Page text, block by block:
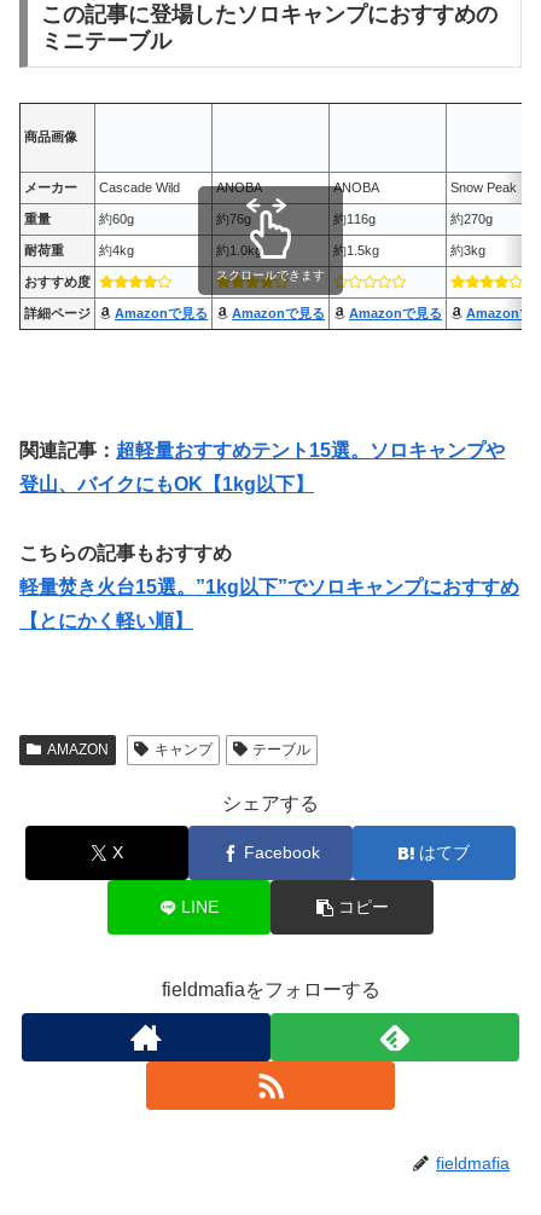
この記事に登場したソロキャンプにおすすめの
ミニテーブル
商品画像
メーカー Cascade Wild ANOBA ANOBA Snow Peak
重量 約60g 約76g 約116g 約270g
耐荷重 約4kg 約1.0kg 約1.5kg 約3kg
おすすめ度
詳細ページ Amazonで見る Amazonで見る Amazonで見る Amazonで
スクロールできます
関連記事： 超軽量おすすめテント15選。ソロキャンプや
登山、バイクにもOK【1kg以下】
こちらの記事もおすすめ
軽量焚き火台15選。”1kg以下”でソロキャンプにおすすめ
【とにかく軽い順】
AMAZON キャンプ テーブル
シェアする
X Facebook はてブ
LINE コピー
fieldmafiaをフォローする
fieldmafia